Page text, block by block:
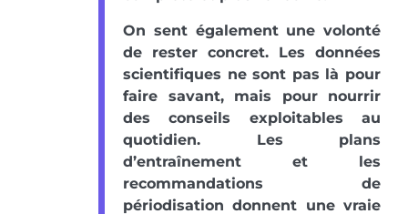
On sent également une volonté
de rester concret. Les données
scientifiques ne sont pas là pour
faire savant, mais pour nourrir
des conseils exploitables au
quotidien. Les plans
d’entraînement et les
recommandations de
périodisation donnent une vraie